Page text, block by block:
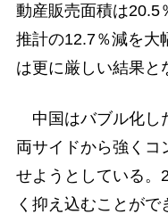
動産販売面積は20.5
推計の12.7％減を大
は更に厳しい結果と
中国はバブル化し
両サイドから強くコ
せようとしている。
く抑え込むことが